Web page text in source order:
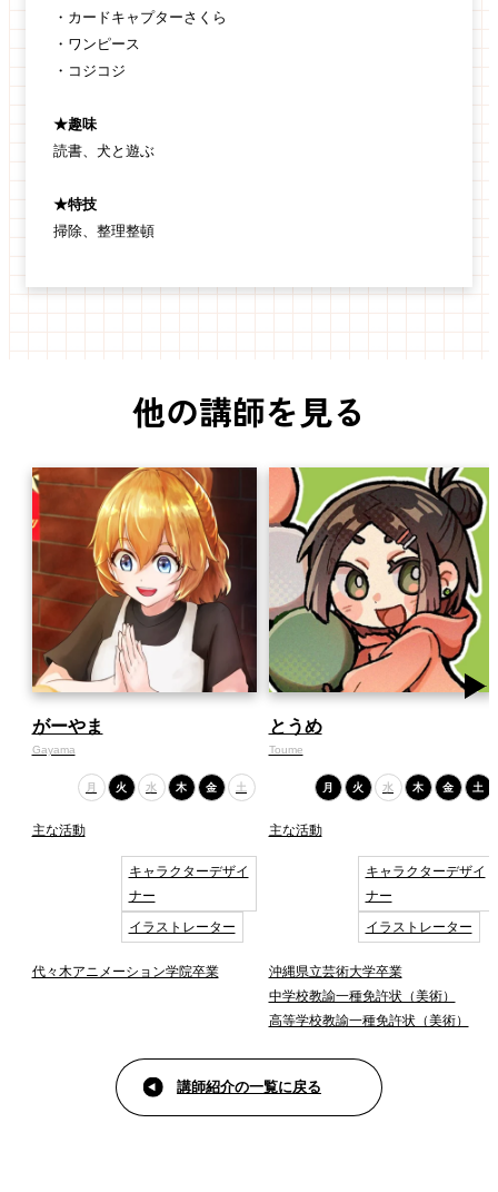
・カードキャプターさくら
・ワンピース
・コジコジ
★趣味
読書、犬と遊ぶ
★特技
掃除、整理整頓
他の講師を見る
がーやま
Gayama
月 火 水 木 金 土
主な活動
キャラクターデザイ
ナー
イラストレーター
代々木アニメーション学院卒業
とうめ
Toume
月 火 水 木 金 土
主な活動
キャラクターデザイ
ナー
イラストレーター
沖縄県立芸術大学卒業
中学校教諭一種免許状（美術）
高等学校教諭一種免許状（美術）
講師紹介の一覧に戻る